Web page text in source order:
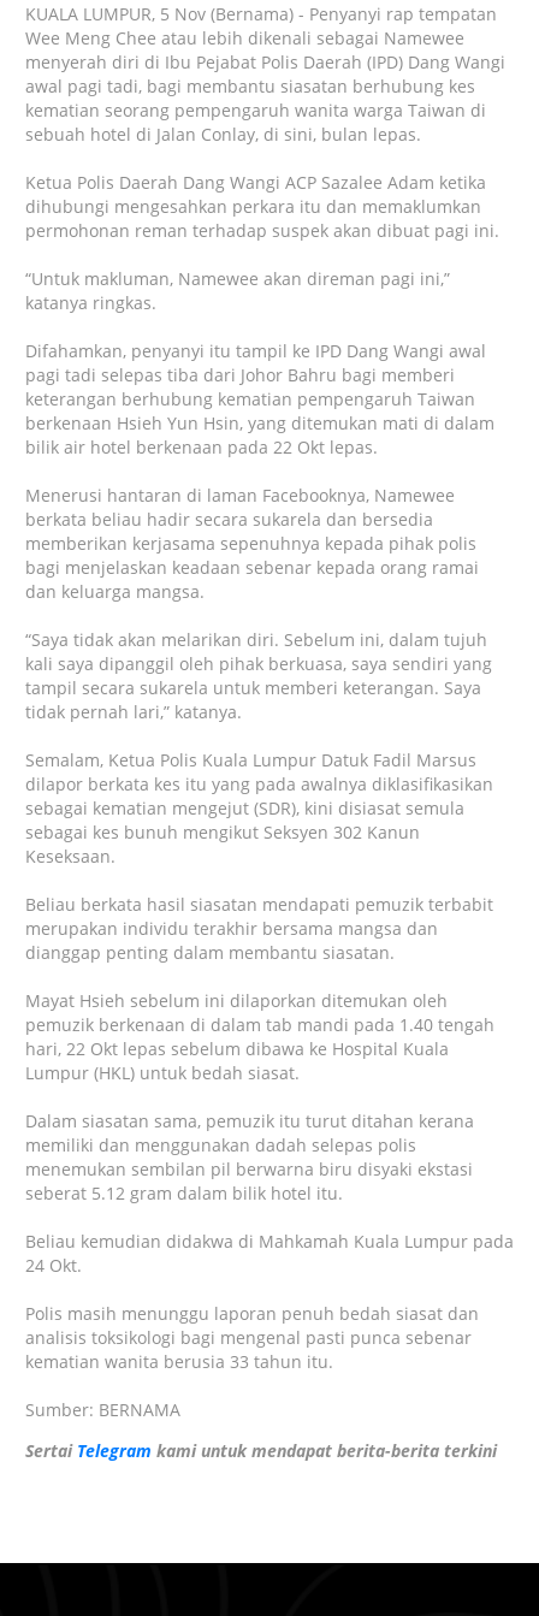
KUALA LUMPUR, 5 Nov (Bernama) - Penyanyi rap tempatan
Wee Meng Chee atau lebih dikenali sebagai Namewee
menyerah diri di Ibu Pejabat Polis Daerah (IPD) Dang Wangi
awal pagi tadi, bagi membantu siasatan berhubung kes
kematian seorang pempengaruh wanita warga Taiwan di
sebuah hotel di Jalan Conlay, di sini, bulan lepas.
Ketua Polis Daerah Dang Wangi ACP Sazalee Adam ketika
dihubungi mengesahkan perkara itu dan memaklumkan
permohonan reman terhadap suspek akan dibuat pagi ini.
“Untuk makluman, Namewee akan direman pagi ini,”
katanya ringkas.
Difahamkan, penyanyi itu tampil ke IPD Dang Wangi awal
pagi tadi selepas tiba dari Johor Bahru bagi memberi
keterangan berhubung kematian pempengaruh Taiwan
berkenaan Hsieh Yun Hsin, yang ditemukan mati di dalam
bilik air hotel berkenaan pada 22 Okt lepas.
Menerusi hantaran di laman Facebooknya, Namewee
berkata beliau hadir secara sukarela dan bersedia
memberikan kerjasama sepenuhnya kepada pihak polis
bagi menjelaskan keadaan sebenar kepada orang ramai
dan keluarga mangsa.
“Saya tidak akan melarikan diri. Sebelum ini, dalam tujuh
kali saya dipanggil oleh pihak berkuasa, saya sendiri yang
tampil secara sukarela untuk memberi keterangan. Saya
tidak pernah lari,” katanya.
Semalam, Ketua Polis Kuala Lumpur Datuk Fadil Marsus
dilapor berkata kes itu yang pada awalnya diklasifikasikan
sebagai kematian mengejut (SDR), kini disiasat semula
sebagai kes bunuh mengikut Seksyen 302 Kanun
Keseksaan.
Beliau berkata hasil siasatan mendapati pemuzik terbabit
merupakan individu terakhir bersama mangsa dan
dianggap penting dalam membantu siasatan.
Mayat Hsieh sebelum ini dilaporkan ditemukan oleh
pemuzik berkenaan di dalam tab mandi pada 1.40 tengah
hari, 22 Okt lepas sebelum dibawa ke Hospital Kuala
Lumpur (HKL) untuk bedah siasat.
Dalam siasatan sama, pemuzik itu turut ditahan kerana
memiliki dan menggunakan dadah selepas polis
menemukan sembilan pil berwarna biru disyaki ekstasi
seberat 5.12 gram dalam bilik hotel itu.
Beliau kemudian didakwa di Mahkamah Kuala Lumpur pada
24 Okt.
Polis masih menunggu laporan penuh bedah siasat dan
analisis toksikologi bagi mengenal pasti punca sebenar
kematian wanita berusia 33 tahun itu.
Sumber: BERNAMA
Sertai Telegram kami untuk mendapat berita-berita terkini